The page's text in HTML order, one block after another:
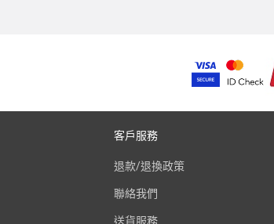
客戶服務
退款/退換政策
聯絡我們
送貨服務